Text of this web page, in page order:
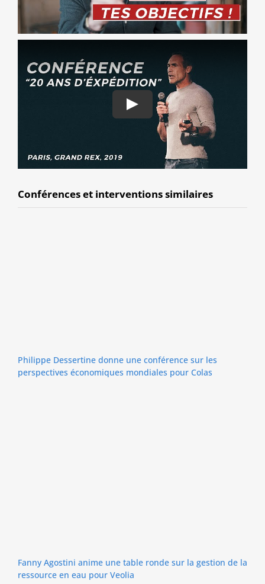
Conférences et interventions similaires
Philippe Dessertine donne une conférence sur les
perspectives économiques mondiales pour Colas
Fanny Agostini anime une table ronde sur la gestion de la
ressource en eau pour Veolia